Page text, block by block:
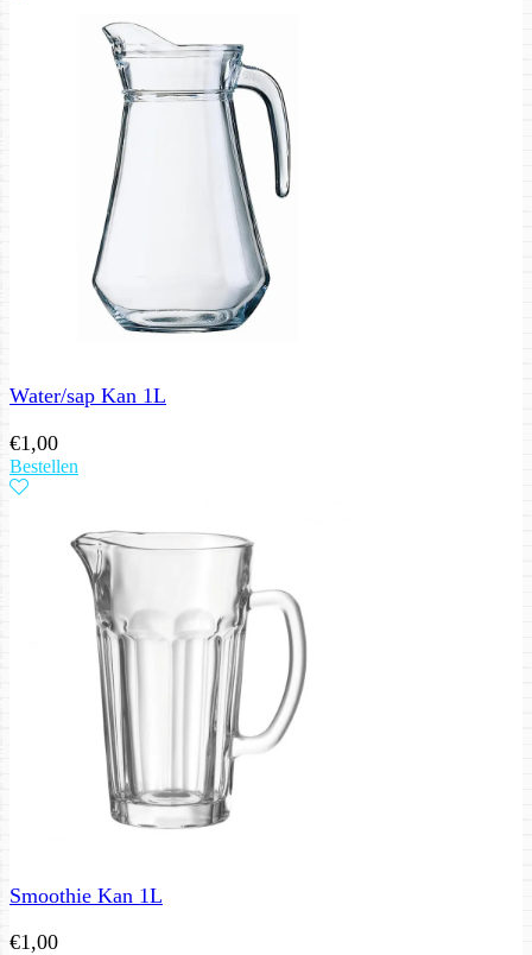
Water/sap Kan 1L
€1,00
Bestellen
Smoothie Kan 1L
€1,00